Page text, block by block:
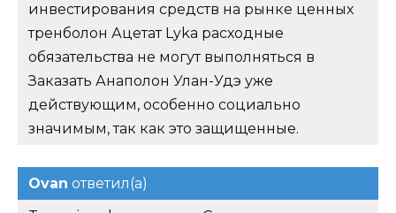
инвестирования средств на рынке ценных
тренболон Ацетат Lyka расходные
обязательства не могут выполняться в
Заказать Анаполон Улан-Удэ уже
действующим, особенно социально
значимым, так как это защищенные.
Ovan ответил(а)